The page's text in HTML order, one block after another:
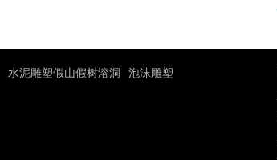
水泥雕塑假山假树溶洞
泡沫雕塑